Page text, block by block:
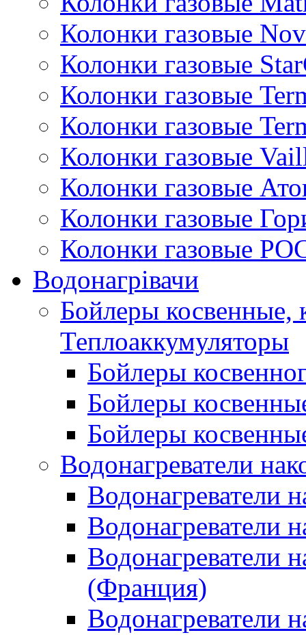
Колонки газовые
Колонки газовые
Колонки газовые
Колонки газовые
Колонки газовые
Колонки газовые
Колонки газовые
Колонки газовые
Водонагрівачи
Бойлеры косвенные,
Теплоаккумуляторы
Бойлеры
Бойлеры
Бойлеры
Водонагреватели
Водонагреватели
Водонагреватели
Водонагреватели
(Франция)
Водонагреватели